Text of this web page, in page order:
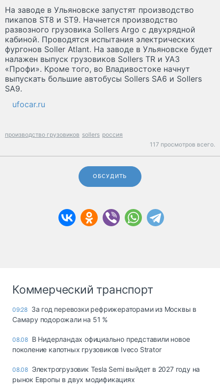
На заводе в Ульяновске запустят производство
пикапов ST8 и ST9. Начнется производство
развозного грузовика Sollers Argo с двухрядной
кабиной. Проводятся испытания электрических
фургонов Soller Atlant. На заводе в Ульяновске будет
налажен выпуск грузовиков Sollers TR и УАЗ
«Профи». Кроме того, во Владивостоке начнут
выпускать большие автобусы Sollers SA6 и Sollers
SA9.
ufocar.ru
производство грузовиков sollers россия
117 просмотров всего.
ОБСУДИТЬ
Коммерческий транспорт
09:28 За год перевозки рефрижераторами из Москвы в
Самару подорожали на 51 %
08.08 В Нидерландах официально представили новое
поколение капотных грузовиков Iveco Strator
08.08 Электрогрузовик Tesla Semi выйдет в 2027 году на
рынок Европы в двух модификациях